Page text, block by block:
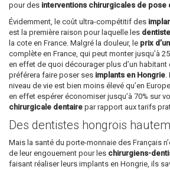
pour des interventions chirurgicales de pose
Évidemment, le coût ultra-compétitif des
est la première raison pour laquelle les
la cote en France. Malgré la douleur, le prix
complète en France, qui peut monter jusqu’à
en effet de quoi décourager plus d’un habitant
préférera faire poser ses implants en Hongrie.
niveau de vie est bien moins élevé qu’en
en effet espérer économiser jusqu’à 70% sur
chirurgicale dentaire par rapport aux tarifs
Des dentistes hongrois
Mais la santé du porte-monnaie des Français
de leur engouement pour les chirurgiens-
faisant réaliser leurs implants en Hongrie, ils